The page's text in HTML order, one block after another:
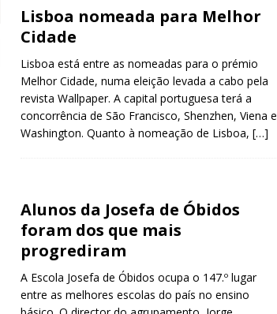
Lisboa nomeada para Melhor
Cidade
Lisboa está entre as nomeadas para o prémio
Melhor Cidade, numa eleição levada a cabo pela
revista Wallpaper. A capital portuguesa terá a
concorrência de São Francisco, Shenzhen, Viena e
Washington. Quanto à nomeação de Lisboa, […]
Alunos da Josefa de Óbidos
foram dos que mais
progrediram
A Escola Josefa de Óbidos ocupa o 147.º lugar
entre as melhores escolas do país no ensino